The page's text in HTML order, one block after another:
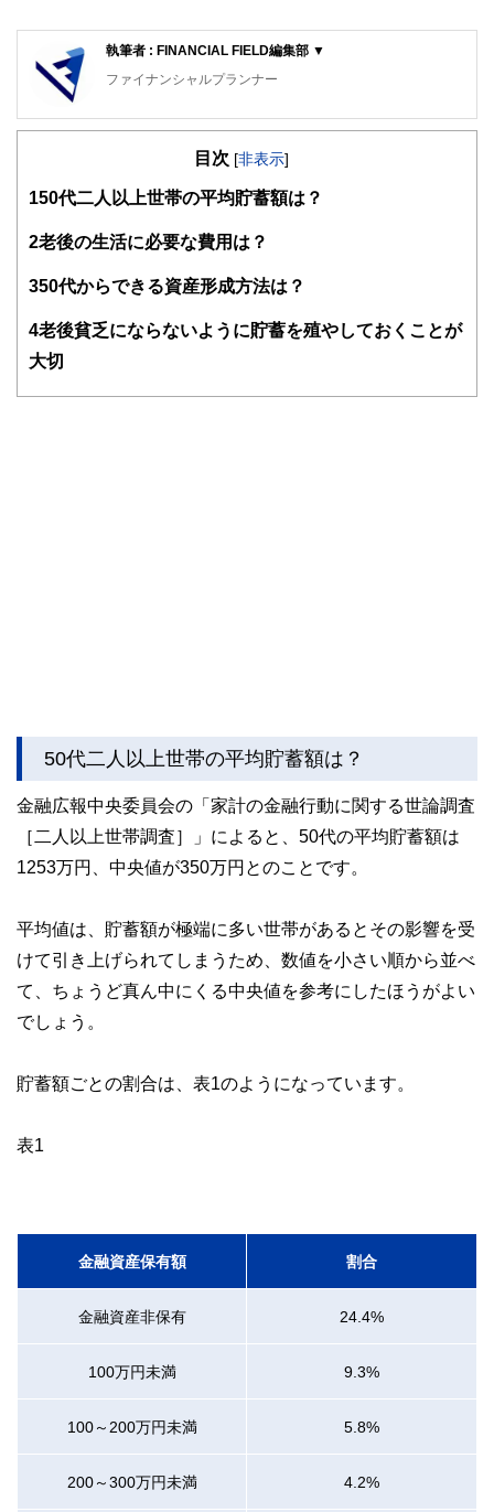
執筆者 : FINANCIAL FIELD編集部 ▼
ファイナンシャルプランナー
FinancialField編集部は、金融、経済に関する記事を、日々
知識がない方でも理解できるようわかりやすく発信していま
得者を中心に「お金や暮らし」に関する書籍・雑誌の編集経
験者で構成され、企画立案から記事掲載まですべての工程に
関わることで、読者目線のコンテンツを追求しています。
護士、税理士、宅地建物取引士、相続診断士、住宅ローンア
目次 [非表示]
1 50代二人以上世帯の平均貯蓄額は？
2老後の生活に必要な費用は？
350代からできる資産形成方法は？
4老後貧乏にならないように貯蓄を殖やしておくことが
大切
50代二人以上世帯の平均貯蓄額は？
金融広報中央委員会の「家計の金融行動に関する世論調査
［二人以上世帯調査］」によると、50代の平均貯蓄額は
1253万円、中央値が350万円とのことです。
平均値は、貯蓄額が極端に多い世帯があるとその影響を受
けて引き上げられてしまうため、数値を小さい順から並べ
て、ちょうど真ん中にくる中央値を参考にしたほうがよい
でしょう。
貯蓄額ごとの割合は、表1のようになっています。
表1
金融資産保有額 割合
金融資産非保有 24.4%
100万円未満 9.3%
100～200万円未満 5.8%
200～300万円未満 4.2%